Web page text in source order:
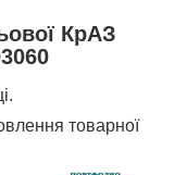
КрАЗ
товарної